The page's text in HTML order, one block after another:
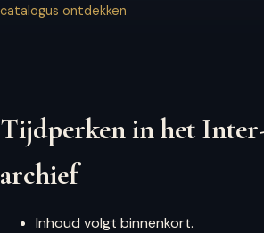
catalogus ontdekken
Tijdperken in het
archief
Inhoud volgt binnenkort.